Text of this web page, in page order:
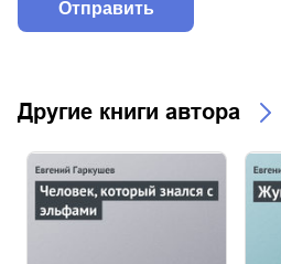
Другие книги автора